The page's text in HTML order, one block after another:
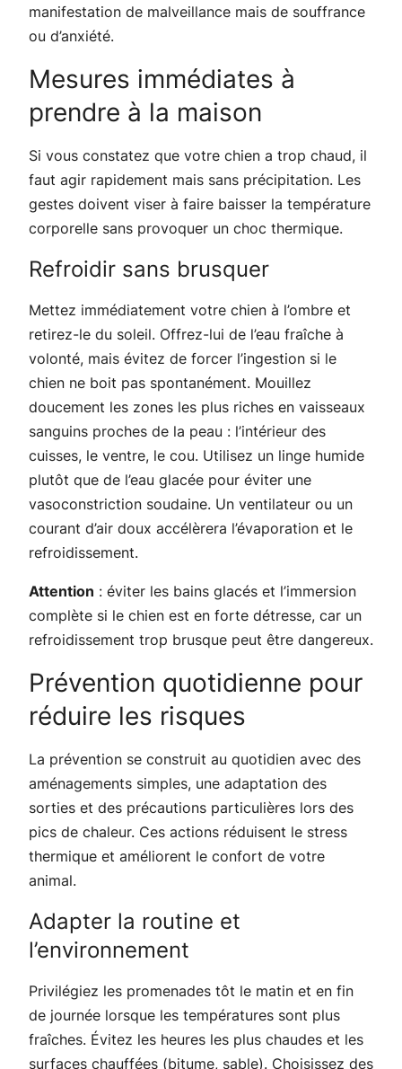
manifestation de malveillance mais de souffrance
ou d’anxiété.
Mesures immédiates à
prendre à la maison
Si vous constatez que votre chien a trop chaud, il
faut agir rapidement mais sans précipitation. Les
gestes doivent viser à faire baisser la température
corporelle sans provoquer un choc thermique.
Refroidir sans brusquer
Mettez immédiatement votre chien à l’ombre et
retirez-le du soleil. Offrez-lui de l’eau fraîche à
volonté, mais évitez de forcer l’ingestion si le
chien ne boit pas spontanément. Mouillez
doucement les zones les plus riches en vaisseaux
sanguins proches de la peau : l’intérieur des
cuisses, le ventre, le cou. Utilisez un linge humide
plutôt que de l’eau glacée pour éviter une
vasoconstriction soudaine. Un ventilateur ou un
courant d’air doux accélèrera l’évaporation et le
refroidissement.
Attention : éviter les bains glacés et l’immersion
complète si le chien est en forte détresse, car un
refroidissement trop brusque peut être dangereux.
Prévention quotidienne pour
réduire les risques
La prévention se construit au quotidien avec des
aménagements simples, une adaptation des
sorties et des précautions particulières lors des
pics de chaleur. Ces actions réduisent le stress
thermique et améliorent le confort de votre
animal.
Adapter la routine et
l’environnement
Privilégiez les promenades tôt le matin et en fin
de journée lorsque les températures sont plus
fraîches. Évitez les heures les plus chaudes et les
surfaces chauffées (bitume, sable). Choisissez des